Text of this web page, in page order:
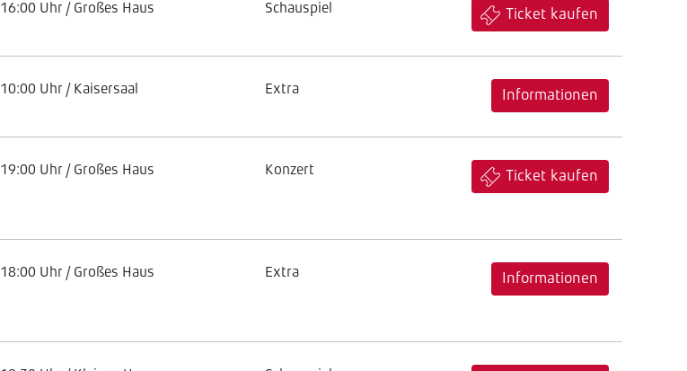
16:00 Uhr / Großes Haus Schauspiel Ticket kaufen
10:00 Uhr / Kaisersaal Extra Informationen
19:00 Uhr / Großes Haus Konzert Ticket kaufen
18:00 Uhr / Großes Haus Extra Informationen